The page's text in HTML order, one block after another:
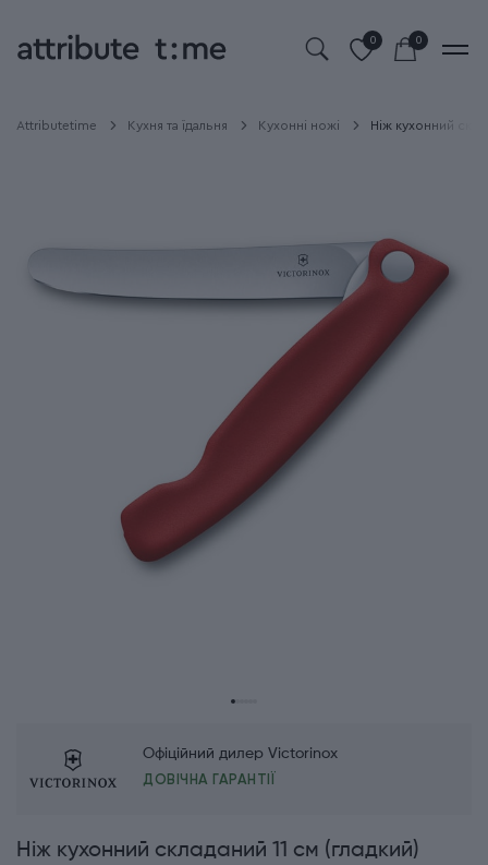
0 0
Attributetime Кухня та їдальня Кухонні ножі Ніж кухонний
Офіційний дилер Victorinox
ДОВІЧНА ГАРАНТІЇ
Ніж кухонний складаний 11 см (гладкий)